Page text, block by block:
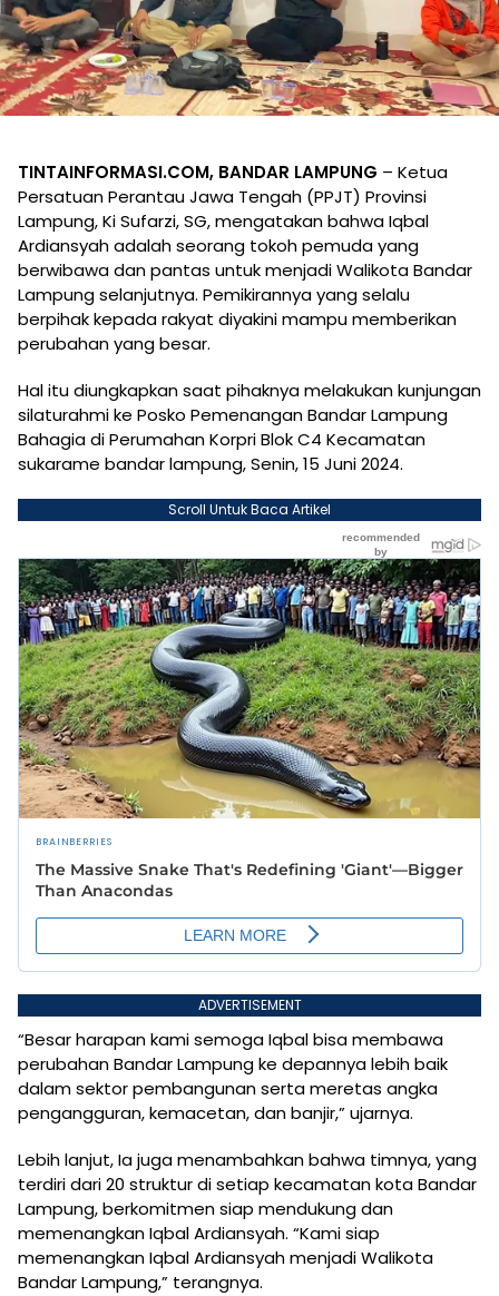
TINTAINFORMASI.COM, BANDAR LAMPUNG – Ketua
Persatuan Perantau Jawa Tengah (PPJT) Provinsi
Lampung, Ki Sufarzi, SG, mengatakan bahwa Iqbal
Ardiansyah adalah seorang tokoh pemuda yang
berwibawa dan pantas untuk menjadi Walikota Bandar
Lampung selanjutnya. Pemikirannya yang selalu
berpihak kepada rakyat diyakini mampu memberikan
perubahan yang besar.
Hal itu diungkapkan saat pihaknya melakukan kunjungan
silaturahmi ke Posko Pemenangan Bandar Lampung
Bahagia di Perumahan Korpri Blok C4 Kecamatan
sukarame bandar lampung, Senin, 15 Juni 2024.
Scroll Untuk Baca Artikel
ADVERTISEMENT
“Besar harapan kami semoga Iqbal bisa membawa
perubahan Bandar Lampung ke depannya lebih baik
dalam sektor pembangunan serta meretas angka
pengangguran, kemacetan, dan banjir,” ujarnya.
Lebih lanjut, Ia juga menambahkan bahwa timnya, yang
terdiri dari 20 struktur di setiap kecamatan kota Bandar
Lampung, berkomitmen siap mendukung dan
memenangkan Iqbal Ardiansyah. “Kami siap
memenangkan Iqbal Ardiansyah menjadi Walikota
Bandar Lampung,” terangnya.